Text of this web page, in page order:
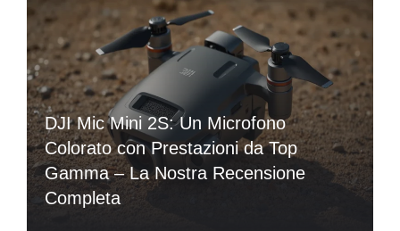
DJI Mic Mini 2S: Un Microfono
Colorato con Prestazioni da Top
Gamma – La Nostra Recensione
Completa